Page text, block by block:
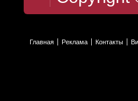
Главная Реклама Контакты